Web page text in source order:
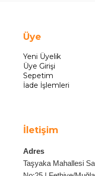
Üye
Yeni Üyelik
Üye Girişi
Sepetim
İade İşlemleri
İletişim
Adres
Taşyaka Mahallesi